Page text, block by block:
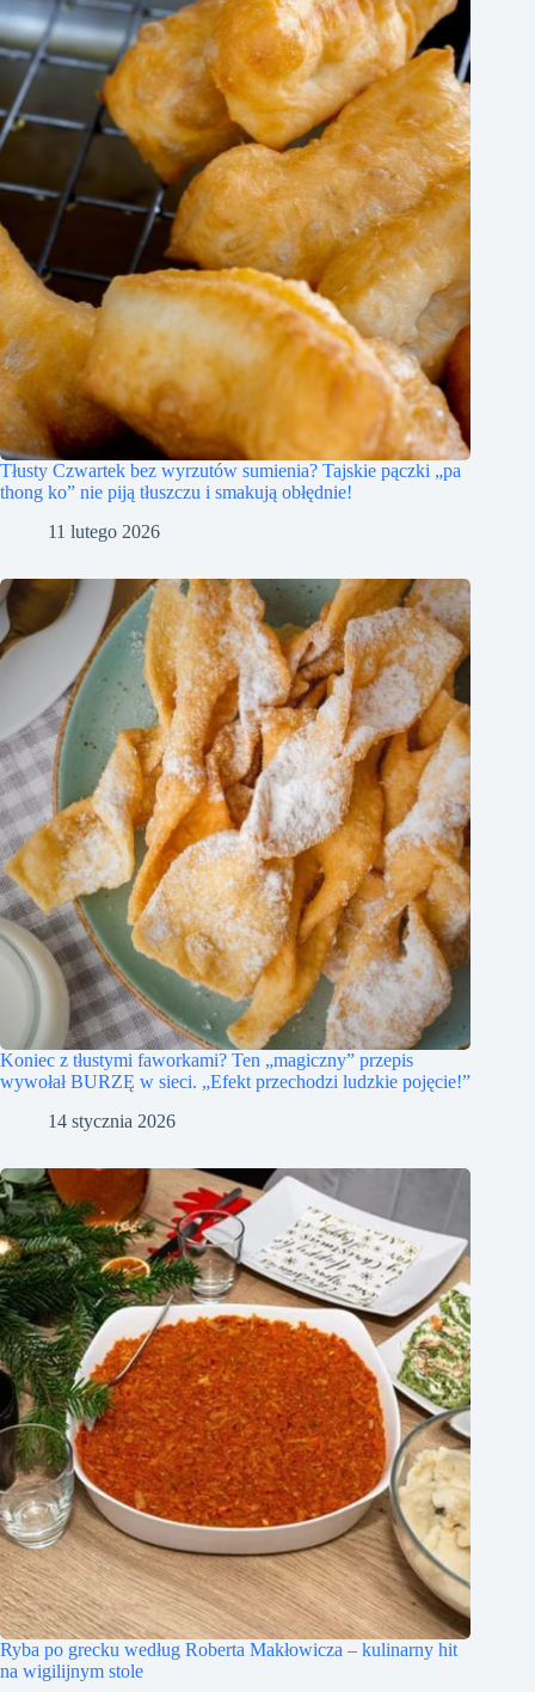
Tłusty Czwartek bez wyrzutów sumienia? Tajskie pączki „pa
thong ko” nie piją tłuszczu i smakują obłędnie!
11 lutego 2026
Koniec z tłustymi faworkami? Ten „magiczny” przepis
wywołał BURZĘ w sieci. „Efekt przechodzi ludzkie pojęcie!”
14 stycznia 2026
Ryba po grecku według Roberta Makłowicza – kulinarny hit
na wigilijnym stole